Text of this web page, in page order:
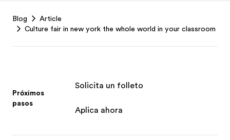
Blog
Article
Culture fair in new york the whole world in your classroom
Próximos
pasos
Solicita un folleto
Aplica ahora